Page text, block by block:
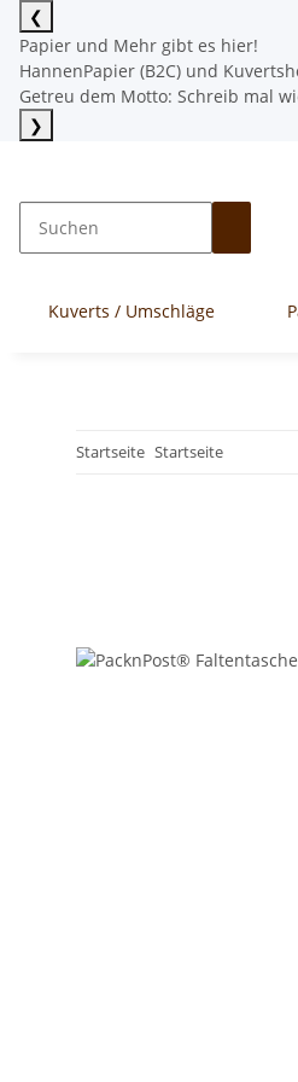
❮
Papier und Mehr gibt es hier!
HannenPapier (B2C) und
Getreu dem Motto: Schreib mal
❯
Kuverts / Umschläge
Startseite Startseite